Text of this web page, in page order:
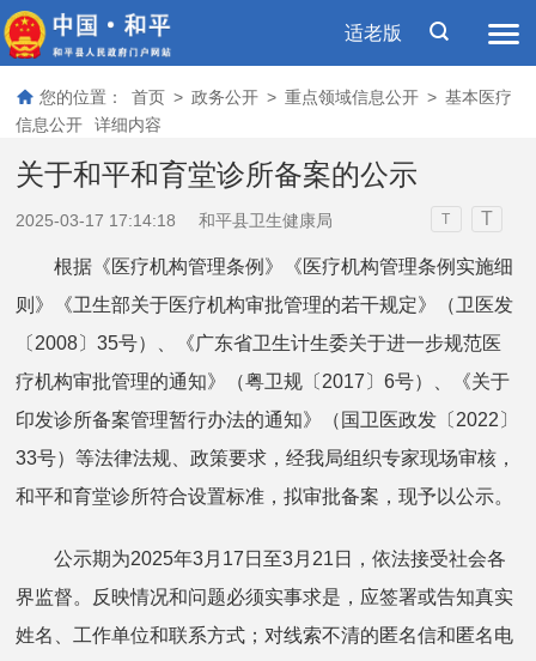
适老版
您的位置： 首页 > 政务公开 > 重点领域信息公开 > 基本医疗
信息公开
详细内容
关于和平和育堂诊所备案的公示
2025-03-17 17:14:18 和平县卫生健康局 T T
根据《医疗机构管理条例》《医疗机构管理条例实施细
则》《卫生部关于医疗机构审批管理的若干规定》（卫医发
〔2008〕35号）、《广东省卫生计生委关于进一步规范医
疗机构审批管理的通知》（粤卫规〔2017〕6号）、《关于
印发诊所备案管理暂行办法的通知》（国卫医政发〔2022〕
33号）等法律法规、政策要求，经我局组织专家现场审核，
和平和育堂诊所符合设置标准，拟审批备案，现予以公示。
公示期为2025年3月17日至3月21日，依法接受社会各
界监督。反映情况和问题必须实事求是，应签署或告知真实
姓名、工作单位和联系方式；对线索不清的匿名信和匿名电